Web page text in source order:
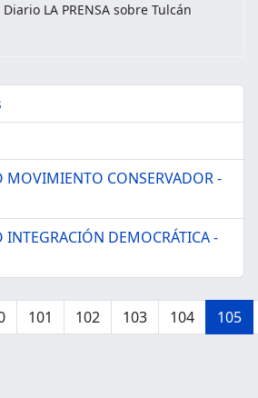
LA PRENSA sobre Tulcán
MOVIMIENTO CONSERVADOR -
INTEGRACIÓN DEMOCRÁTICA -
101 102 103 104 105